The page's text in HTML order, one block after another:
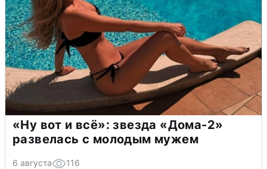
«Ну вот и всё»: звезда «Дома-2»
развелась с молодым мужем
6 августа 116